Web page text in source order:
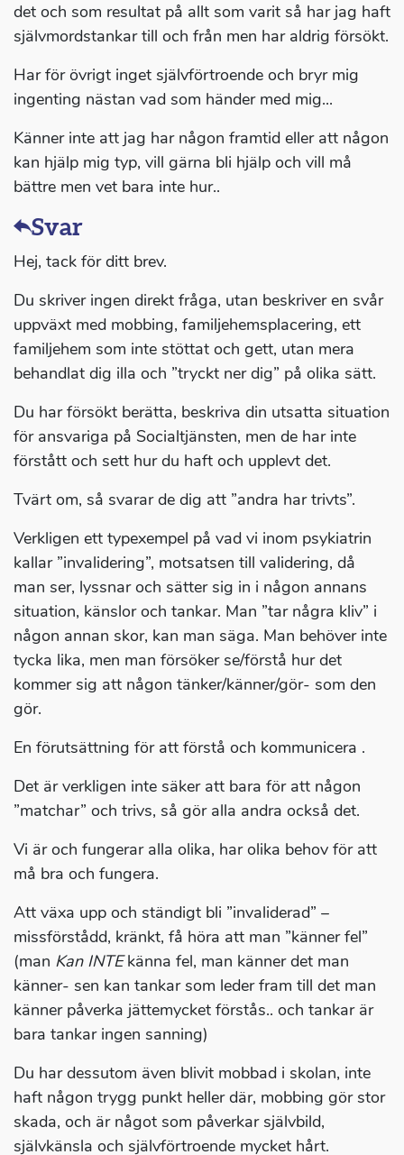
det och som resultat på allt som varit så har jag haft
självmordstankar till och från men har aldrig försökt.
Har för övrigt inget självförtroende och bryr mig
ingenting nästan vad som händer med mig...
Känner inte att jag har någon framtid eller att någon
kan hjälp mig typ, vill gärna bli hjälp och vill må
bättre men vet bara inte hur..
Svar
Hej, tack för ditt brev.
Du skriver ingen direkt fråga, utan beskriver en svår
uppväxt med mobbing, familjehemsplacering, ett
familjehem som inte stöttat och gett, utan mera
behandlat dig illa och ”tryckt ner dig” på olika sätt.
Du har försökt berätta, beskriva din utsatta situation
för ansvariga på Socialtjänsten, men de har inte
förstått och sett hur du haft och upplevt det.
Tvärt om, så svarar de dig att ”andra har trivts”.
Verkligen ett typexempel på vad vi inom psykiatrin
kallar ”invalidering”, motsatsen till validering, då
man ser, lyssnar och sätter sig in i någon annans
situation, känslor och tankar. Man ”tar några kliv” i
någon annan skor, kan man säga. Man behöver inte
tycka lika, men man försöker se/förstå hur det
kommer sig att någon tänker/känner/gör- som den
gör.
En förutsättning för att förstå och kommunicera .
Det är verkligen inte säker att bara för att någon
”matchar” och trivs, så gör alla andra också det.
Vi är och fungerar alla olika, har olika behov för att
må bra och fungera.
Att växa upp och ständigt bli ”invaliderad” –
missförstådd, kränkt, få höra att man ”känner fel”
(man Kan INTEkänna fel, man känner det man
känner- sen kan tankar som leder fram till det man
känner påverka jättemycket förstås.. och tankar är
bara tankar ingen sanning)
Du har dessutom även blivit mobbad i skolan, inte
haft någon trygg punkt heller där, mobbing gör stor
skada, och är något som påverkar självbild,
självkänsla och självförtroende mycket hårt.